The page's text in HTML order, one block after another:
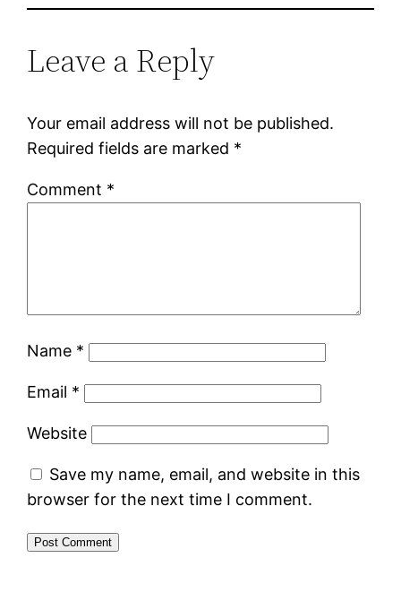
Leave a Reply
Your email address will not be published.
Required fields are marked *
Comment *
Name *
Email *
Website
Save my name, email, and website in this
browser for the next time I comment.